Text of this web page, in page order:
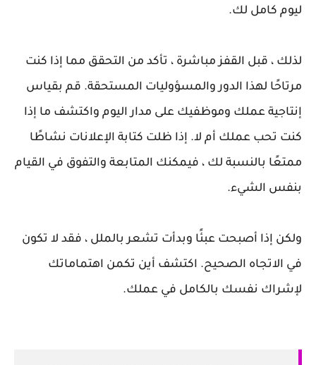
ليوم كامل لك.
لذلك ، قبل القفز مباشرة ، تأكد من التحقق مما إذا كنت
مرتاحًا لهذا الدور والمسؤوليات المستحقة. قم بقياس
إنتاجية عملك وموظفيك على مدار اليوم واكتشف ما إذا
كنت تحب عملك أم لا. إذا ظلت كتابة الإعلانات نشاطًا
ممتعًا بالنسبة لك ، فيمكنك المتابعة والتفوق في القيام
بنفس الشيء.
ولكن إذا أصبحت عبئًا وبدأت تشعر بالملل ، فقد لا تكون
في الاتجاه الصحيح. اكتشف أين تكمن اهتماماتك
لإشراك نفسك بالكامل في عملك.